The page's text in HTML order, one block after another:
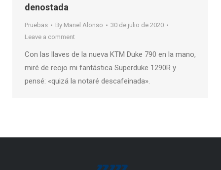
denostada
Pruebas By Manel Alonso
30 de julio de 2020
Leave a comment
Con las llaves de la nueva KTM Duke 790 en la mano,
miré de reojo mi fantástica Superduke 1290R y
pensé: «quizá la notaré descafeinada».